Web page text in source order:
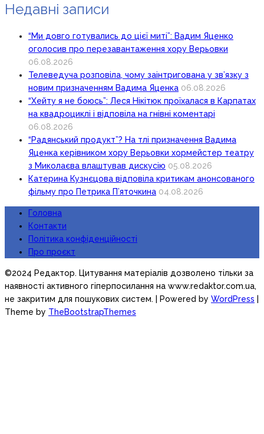
Недавні записи
“Ми довго готувались до цієї миті”: Вадим Яценко
оголосив про перезавантаження хору Верьовки
06.08.2026
Телеведуча розповіла, чому заінтригована у зв’язку з
новим призначенням Вадима Яценка 06.08.2026
“Хейту я не боюсь”: Леся Нікітюк проїхалася в Карпатах
на квадроциклі і відповіла на гнівні коментарі
06.08.2026
“Радянський продукт”? На тлі призначення Вадима
Яценка керівником хору Верьовки хормейстер театру
з Миколаєва влаштував дискусію 05.08.2026
Катерина Кузнєцова відповіла критикам анонсованого
фільму про Петрика П’яточкина 04.08.2026
Головна
Контакти
Політика конфіденційності
Про проєкт
©2024 Редактор. Цитування матеріалів дозволено тільки за
наявності активного гіперпосилання на www.redaktor.com.ua,
не закритим для пошукових систем. | Powered by WordPress
Theme by TheBootstrapThemes